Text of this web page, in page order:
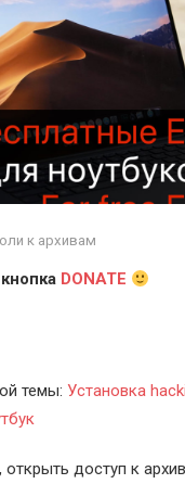
к архивам
DONATE
темы: Установка
доступ к